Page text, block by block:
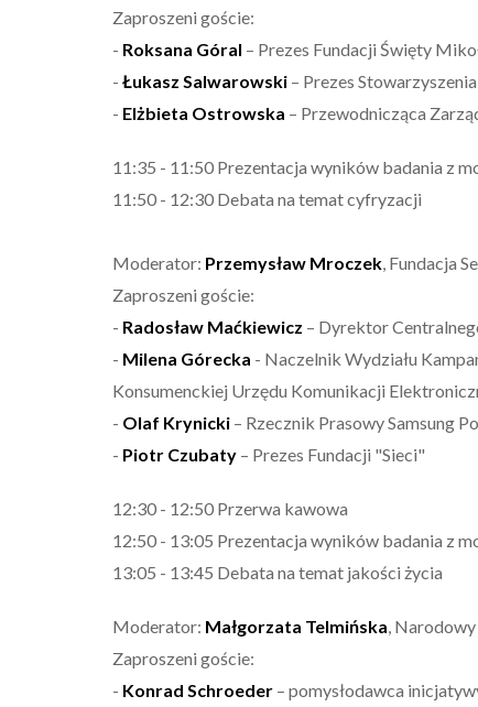
Zaproszeni goście:
- Roksana Góral – Prezes Fundacji Święty
- Łukasz Salwarowski – Prezes
- Elżbieta Ostrowska – Przewodnicząca
11:35 - 11:50 Prezentacja wyników badania z
11:50 - 12:30 Debata na temat cyfryzacji
Moderator: Przemysław Mroczek , Fundacja
Zaproszeni goście:
- Radosław Maćkiewicz – Dyrektor
- Milena Górecka - Naczelnik Wydziału
Konsumenckiej Urzędu Komunikacji
- Olaf Krynicki – Rzecznik Prasowy Samsung
- Piotr Czubaty – Prezes Fundacji "Sieci"
12:30 - 12:50 Przerwa kawowa
12:50 - 13:05 Prezentacja wyników badania z
13:05 - 13:45 Debata na temat jakości życia
Moderator: Małgorzata Telmińska ,
Zaproszeni goście:
- Konrad Schroeder – pomysłodawca